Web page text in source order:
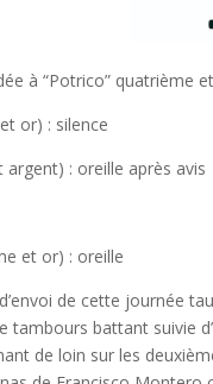
à “Potrico” quatrième
or) : silence
argent) : oreille après avis
et or) : oreille
de cette journée
tambours battant suivie
de loin sur les